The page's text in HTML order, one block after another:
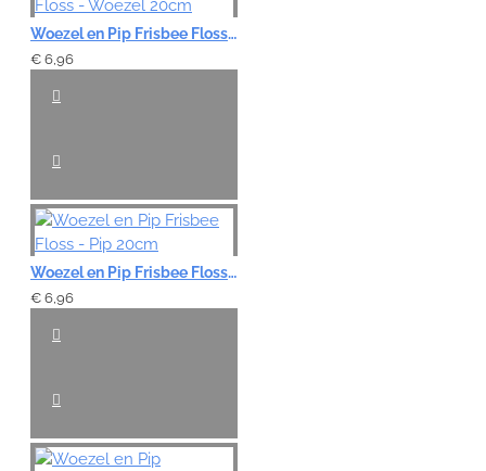
Woezel en Pip Frisbee Floss - Woezel 20cm
€ 6,96
Woezel en Pip Frisbee Floss - Pip 20cm
€ 6,96